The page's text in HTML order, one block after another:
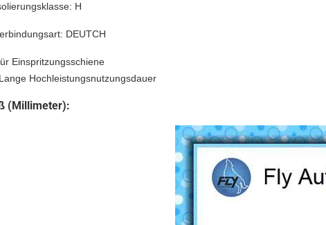
H
DEUTCH
Einspritzungsschiene
Hochleistungsnutzungsdauer
(Millimeter):